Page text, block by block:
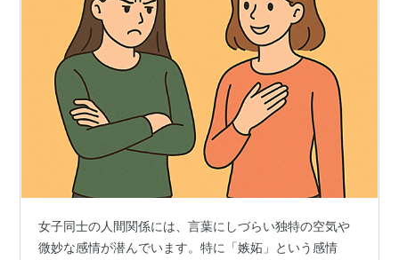
女子同士の人間関係には、言葉にしづらい独特の空気や
微妙な感情が潜んでいます。特に「嫉妬」という感情